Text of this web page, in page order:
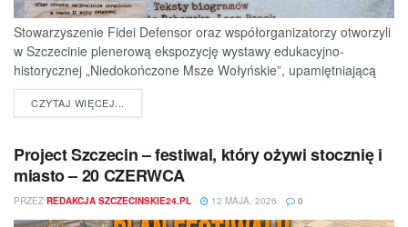
Stowarzyszenie Fidei Defensor oraz współorganizatorzy otworzyli
w Szczecinie plenerową ekspozycję wystawy edukacyjno-
historycznej „Niedokończone Msze Wołyńskie”, upamiętniającą
ofiary jednej z najtragiczniejszych...
CZYTAJ WIĘCEJ...
Project Szczecin – festiwal, który ożywi stocznię i
miasto – 20 CZERWCA
PRZEZ REDAKCJA SZCZECINSKIE24.PL 12 MAJA, 2026 0